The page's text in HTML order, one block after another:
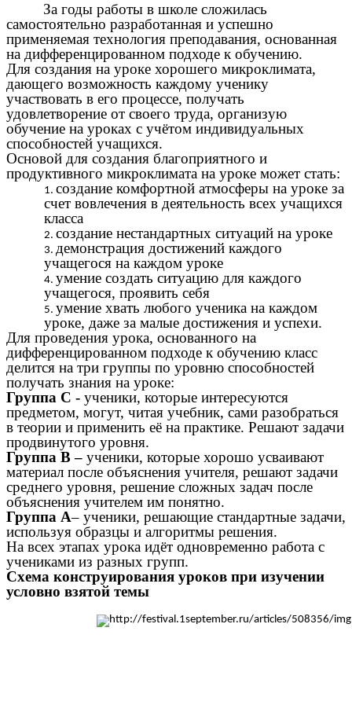
За годы работы в школе сложилась
самостоятельно разработанная и успешно
применяемая технология преподавания, основанная
на дифференцированном подходе к обучению.
Для создания на уроке хорошего микроклимата,
дающего возможность каждому ученику
участвовать в его процессе, получать
удовлетворение от своего труда, организую
обучение на уроках с учётом индивидуальных
способностей учащихся.
Основой для создания благоприятного и
продуктивного микроклимата на уроке может стать:
создание комфортной атмосферы на уроке за
счет вовлечения в деятельность всех учащихся
класса
создание нестандартных ситуаций на уроке
демонстрация достижений каждого
учащегося на каждом уроке
умение создать ситуацию для каждого
учащегося, проявить себя
умение хвать любого ученика на каждом
уроке, даже за малые достижения и успехи.
Для проведения урока, основанного на
дифференцированном подходе к обучению класс
делится на три группы по уровню способностей
получать знания на уроке:
Группа С - ученики, которые интересуются
предметом, могут, читая учебник, сами разобраться
в теории и применить её на практике. Решают задачи
продвинутого уровня.
Группа В – ученики, которые хорошо усваивают
материал после объяснения учителя, решают задачи
среднего уровня, решение сложных задач после
объяснения учителем им понятно.
Группа А– ученики, решающие стандартные задачи,
используя образцы и алгоритмы решения.
На всех этапах урока идёт одновременно работа с
учениками из разных групп.
Схема конструирования уроков при изучении
условно взятой темы